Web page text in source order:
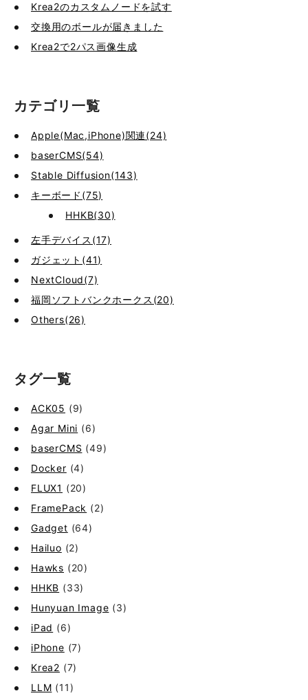
Krea2のカスタムノードを試す
交換用のボールが届きました
Krea2で2パス画像生成
カテゴリ一覧
Apple(Mac,iPhone)関連(24)
baserCMS(54)
Stable Diffusion(143)
キーボード(75)
HHKB(30)
左手デバイス(17)
ガジェット(41)
NextCloud(7)
福岡ソフトバンクホークス(20)
Others(26)
タグ一覧
ACK05 (9)
Agar Mini (6)
baserCMS (49)
Docker (4)
FLUX1 (20)
FramePack (2)
Gadget (64)
Hailuo (2)
Hawks (20)
HHKB (33)
Hunyuan Image (3)
iPad (6)
iPhone (7)
Krea2 (7)
LLM (11)